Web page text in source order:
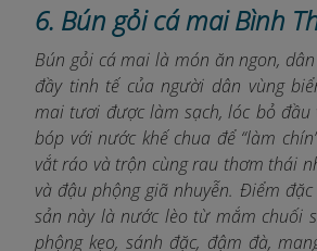
6. Bún gỏi cá mai Bình
Bún gỏi cá mai là món ăn ngon,
đầy tinh tế của người dân vùng
mai tươi được làm sạch, lóc bỏ đầu
bóp với nước khế chua để “làm
vắt ráo và trộn cùng rau thơm thái
và đậu phộng giã nhuyễn. Điểm
sản này là nước lèo từ mắm chuối
phộng kẹo, sánh đặc, đậm đà,